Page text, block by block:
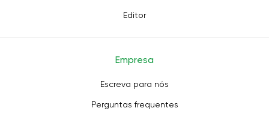
Editor
Empresa
Escreva para nós
Perguntas frequentes